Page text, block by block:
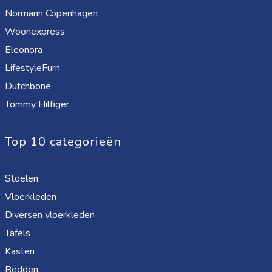
Normann Copenhagen
Woonexpress
Eleonora
LifestyleFurn
Dutchbone
Tommy Hilfiger
Top 10 categorieën
Stoelen
Vloerkleden
Diversen vloerkleden
Tafels
Kasten